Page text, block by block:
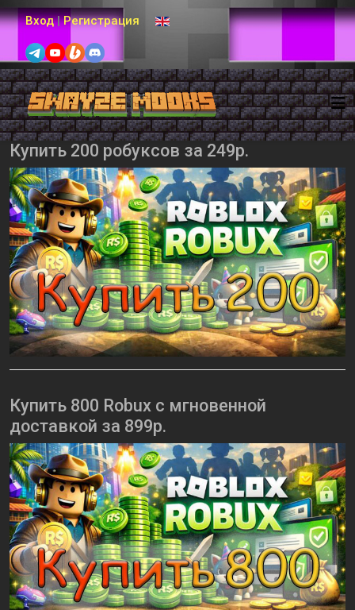
Вход | Регистрация Выберите язык
Купить 200 робуксов за 249р.
Купить 800 Robux с мгновенной
доставкой за 899р.